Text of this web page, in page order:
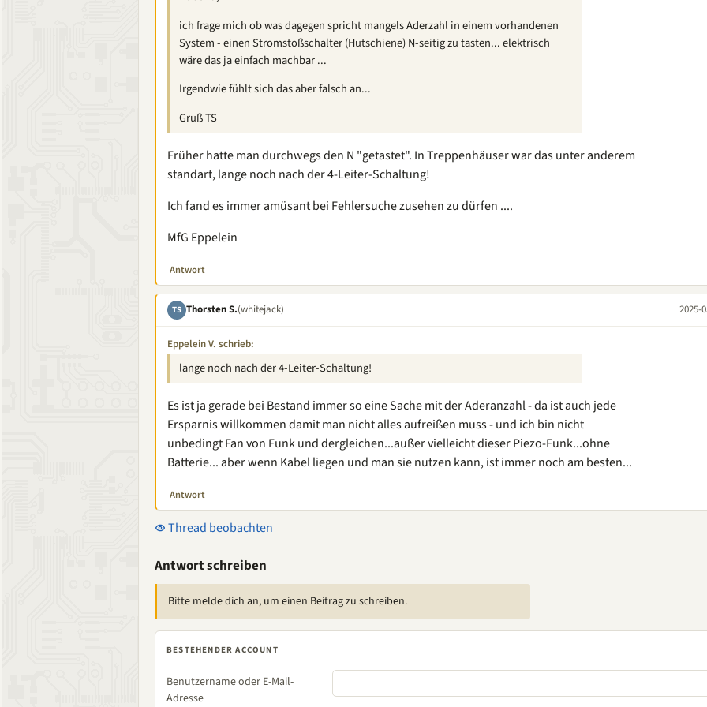
ich frage mich ob was dagegen spricht mangels Aderzahl in einem vorhandenen
System - einen Stromstoßschalter (Hutschiene) N-seitig zu tasten... elektrisch
wäre das ja einfach machbar ...
Irgendwie fühlt sich das aber falsch an...
Gruß TS
Früher hatte man durchwegs den N "getastet". In Treppenhäuser war das unter anderem
standart, lange noch nach der 4-Leiter-Schaltung!
Ich fand es immer amüsant bei Fehlersuche zusehen zu dürfen ....
MfG Eppelein
Antwort
TS Thorsten S.(whitejack) 2025-
Eppelein V. schrieb:
lange noch nach der 4-Leiter-Schaltung!
Es ist ja gerade bei Bestand immer so eine Sache mit der Aderanzahl - da ist auch jede
Ersparnis willkommen damit man nicht alles aufreißen muss - und ich bin nicht
unbedingt Fan von Funk und dergleichen...außer vielleicht dieser Piezo-Funk...ohne
Batterie... aber wenn Kabel liegen und man sie nutzen kann, ist immer noch am besten...
Antwort
Thread beobachten
Antwort schreiben
Bitte melde dich an, um einen Beitrag zu schreiben.
BESTEHENDER ACCOUNT
Benutzername oder E-Mail-
Adresse